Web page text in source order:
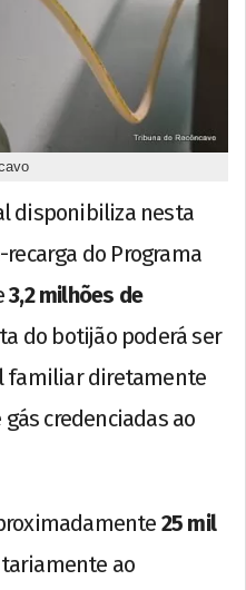
disponibiliza nesta
do Programa
3,2 milhões de
do botijão poderá ser
familiar diretamente
credenciadas ao
25 mil
ao